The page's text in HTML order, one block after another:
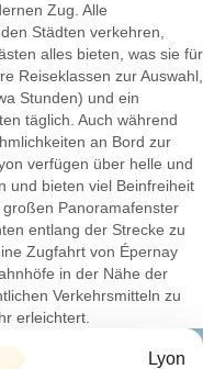
Zug. Alle
Städten verkehren,
alles bieten, was sie für
Reiseklassen zur Auswahl,
Stunden) und ein
täglich. Auch während
an Bord zur
verfügen über helle und
und bieten viel Beinfreiheit
Panoramafenster
entlang der Strecke zu
Zugfahrt von Épernay
in der Nähe der
Verkehrsmitteln zu
erleichtert.
Lyon